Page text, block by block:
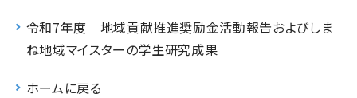
令和7年度 地域貢献推進奨励金活動報告およびしま
ね地域マイスターの学生研究成果
ホームに戻る